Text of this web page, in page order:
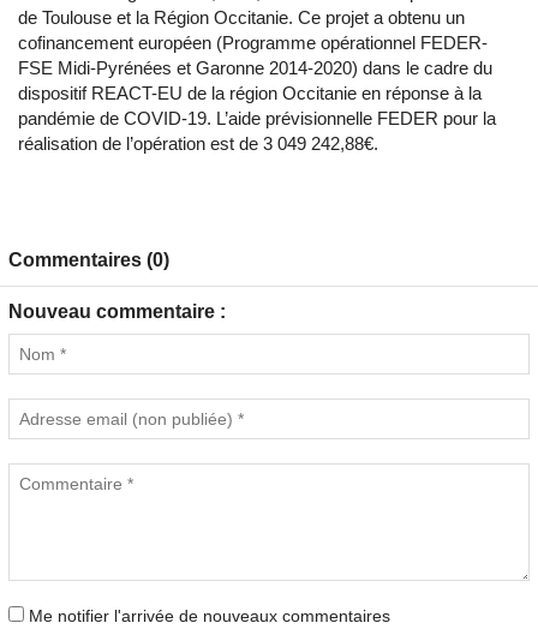
de Toulouse et la Région Occitanie. Ce projet a obtenu un
cofinancement européen (Programme opérationnel FEDER-
FSE Midi-Pyrénées et Garonne 2014-2020) dans le cadre du
dispositif REACT-EU de la région Occitanie en réponse à la
pandémie de COVID-19. L’aide prévisionnelle FEDER pour la
réalisation de l’opération est de 3 049 242,88€.
Commentaires (0)
Nouveau commentaire :
Me notifier l'arrivée de nouveaux commentaires